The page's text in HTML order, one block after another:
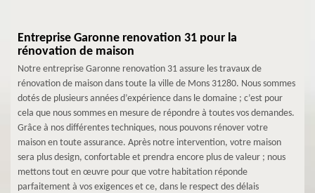
Entreprise Garonne renovation 31 pour la
rénovation de maison
Notre entreprise Garonne renovation 31 assure les travaux de
rénovation de maison dans toute la ville de Mons 31280. Nous sommes
dotés de plusieurs années d’expérience dans le domaine ; c’est pour
cela que nous sommes en mesure de répondre à toutes vos demandes.
Grâce à nos différentes techniques, nous pouvons rénover votre
maison en toute assurance. Après notre intervention, votre maison
sera plus design, confortable et prendra encore plus de valeur ; nous
mettons tout en œuvre pour que votre habitation réponde
parfaitement à vos exigences et ce, dans le respect des délais